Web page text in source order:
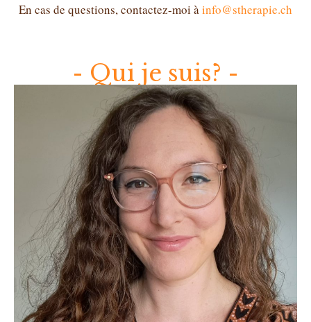
En cas de questions, contactez-moi àinfo@stherapie.ch
- Qui je suis? -